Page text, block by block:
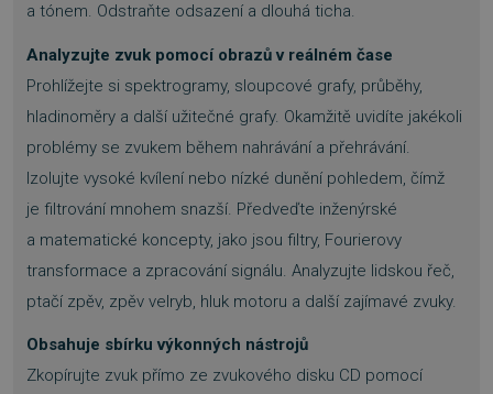
a tónem. Odstraňte odsazení a dlouhá ticha.
Analyzujte zvuk pomocí obrazů v reálném čase
Prohlížejte si spektrogramy, sloupcové grafy, průběhy,
hladinoměry a další užitečné grafy. Okamžitě uvidíte jakékoli
problémy se zvukem během nahrávání a přehrávání.
Izolujte vysoké kvílení nebo nízké dunění pohledem, čímž
je filtrování mnohem snazší. Předveďte inženýrské
a matematické koncepty, jako jsou filtry, Fourierovy
transformace a zpracování signálu. Analyzujte lidskou řeč,
ptačí zpěv, zpěv velryb, hluk motoru a další zajímavé zvuky.
Obsahuje sbírku výkonných nástrojů
Zkopírujte zvuk přímo ze zvukového disku CD pomocí
Nezbytně nutné soubory
Výkonové soubory
Soubory cílení
Funkční soubory
Nezařazené soubory
Nezbytně nutné soubory cookie umožňují
přihlášení uživatele a správa účtu. Webové
stránky nelze bez nezbytně nutných souborů
cookie správně používat.
Provider
Doména
Vyprší
_GRECAPTCHA
Google LLC
5 měsíců